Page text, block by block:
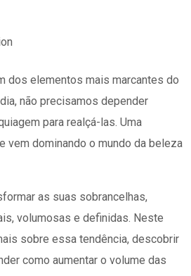
dos elementos mais marcantes do
não precisamos depender
para realçá-las. Uma
vem dominando o mundo da beleza
as suas sobrancelhas,
volumosas e definidas. Neste
sobre essa tendência, descobrir
como aumentar o volume das